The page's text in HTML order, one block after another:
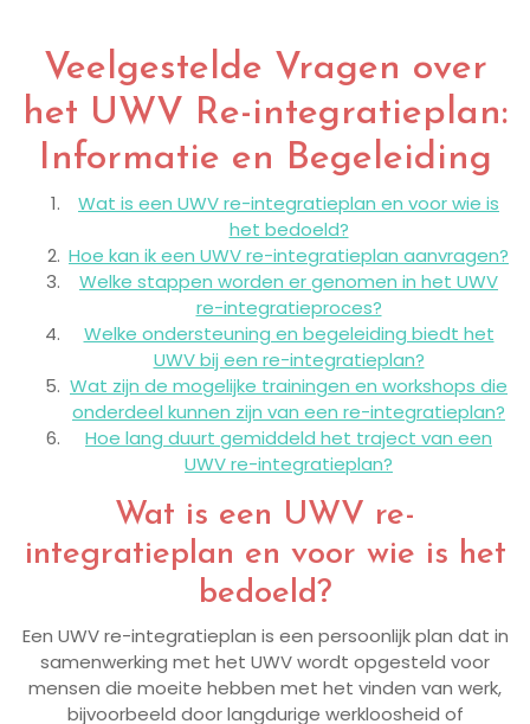
Veelgestelde Vragen over
het UWV Re-integratieplan:
Informatie en Begeleiding
Wat is een UWV re-integratieplan en voor wie is
het bedoeld?
Hoe kan ik een UWV re-integratieplan aanvragen?
Welke stappen worden er genomen in het UWV
re-integratieproces?
Welke ondersteuning en begeleiding biedt het
UWV bij een re-integratieplan?
Wat zijn de mogelijke trainingen en workshops die
onderdeel kunnen zijn van een re-integratieplan?
Hoe lang duurt gemiddeld het traject van een
UWV re-integratieplan?
Wat is een UWV re-
integratieplan en voor wie is het
bedoeld?
Een UWV re-integratieplan is een persoonlijk plan dat in
samenwerking met het UWV wordt opgesteld voor
mensen die moeite hebben met het vinden van werk,
bijvoorbeeld door langdurige werkloosheid of